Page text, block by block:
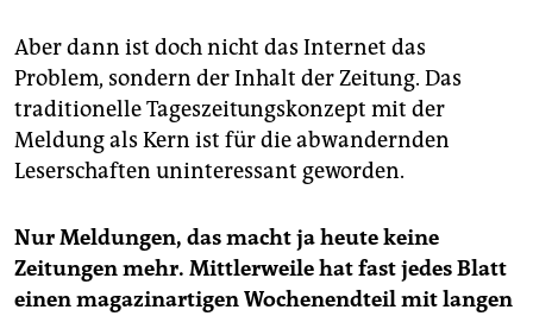
Aber dann ist doch nicht das Internet das
Problem, sondern der Inhalt der Zeitung. Das
traditionelle Tageszeitungskonzept mit der
Meldung als Kern ist für die abwandernden
Leserschaften uninteressant geworden.
Nur Meldungen, das macht ja heute keine
Zeitungen mehr. Mittlerweile hat fast jedes Blatt
einen magazinartigen Wochenendteil mit langen